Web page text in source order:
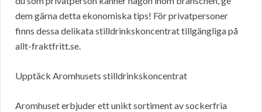
dem gärna detta ekonomiska tips! För privatpersoner
finns dessa delikata stilldrinkskoncentrat tillgängliga på
allt-fraktfritt.se.
Upptäck Aromhusets stilldrinkskoncentrat
Aromhuset erbjuder ett unikt sortiment av sockerfria